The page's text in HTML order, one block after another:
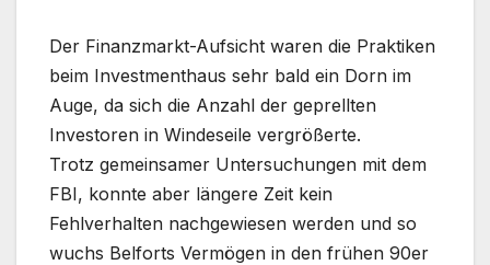
Der Finanzmarkt-Aufsicht waren die Praktiken
beim Investmenthaus sehr bald ein Dorn im
Auge, da sich die Anzahl der geprellten
Investoren in Windeseile vergrößerte.
Trotz gemeinsamer Untersuchungen mit dem
FBI, konnte aber längere Zeit kein
Fehlverhalten nachgewiesen werden und so
wuchs Belforts Vermögen in den frühen 90er